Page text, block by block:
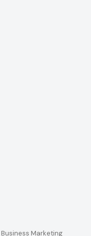
Marketing